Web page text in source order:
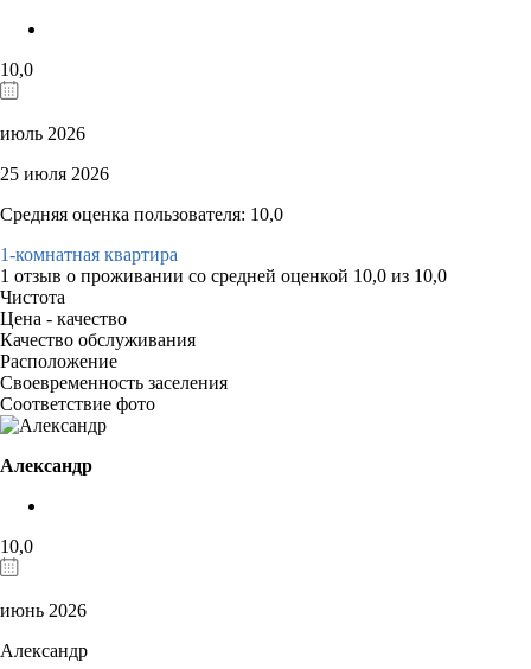
10,0
июль 2026
25 июля 2026
Средняя оценка пользователя: 10,0
1-комнатная квартира
1 отзыв о проживании со средней оценкой 10,0 из 10,0
Чистота
Цена - качество
Качество обслуживания
Расположение
Своевременность заселения
Соответствие фото
Александр
10,0
июнь 2026
Александр